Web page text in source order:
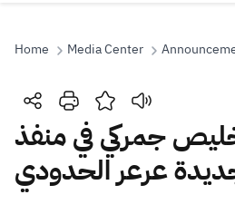
Search
Search Search AI
Home Media Center
جمركي في منفذ
عرعر الحدودي